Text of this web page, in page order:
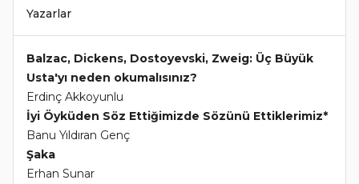
Yazarlar
Balzac, Dickens, Dostoyevski, Zweig: Üç Büyük
Usta'yı neden okumalısınız?
Erdinç Akkoyunlu
İyi Öyküden Söz Ettiğimizde Sözünü Ettiklerimiz*
Banu Yıldıran Genç
Şaka
Erhan Sunar